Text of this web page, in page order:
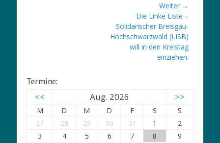
Weiter →
Nächster
Beitrag:
Die Linke Liste –
Solidarischer Breisgau-
Hochschwarzwald (LISB)
will in den Kreistag
einziehen.
Termine:
<< Aug. 2026 >>
M D M D F S
S
27
28 29 30 31 1
2
3
4 5 6 7 8
9